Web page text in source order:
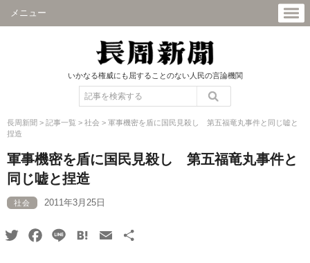
メニュー
いかなる権威にも屈することのない人民の言論機関
長周新聞 > 記事一覧 > 社会 > 軍事機密を盾に国民見殺し 第五福竜丸事件と同じ嘘と
捏造
軍事機密を盾に国民見殺し 第五福竜丸事件と
同じ嘘と捏造
社会 2011年3月25日
TwitterFacebook
Line HatenaEmail